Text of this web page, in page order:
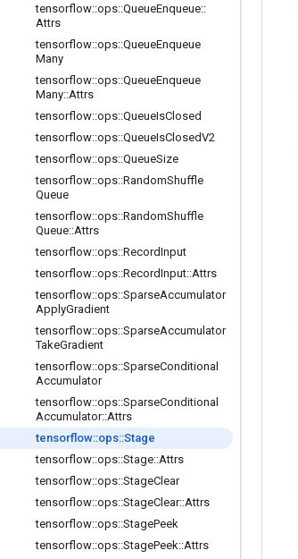
tensorflow::ops::QueueEnqueue::
Attrs
tensorflow::ops::QueueEnqueue
Many
tensorflow::ops::QueueEnqueue
Many::Attrs
tensorflow::ops::QueueIsClosed
tensorflow::ops::QueueIsClosedV2
tensorflow::ops::QueueSize
tensorflow::ops::RandomShuffle
Queue
tensorflow::ops::RandomShuffle
Queue::Attrs
tensorflow::ops::RecordInput
tensorflow::ops::RecordInput::Attrs
tensorflow::ops::SparseAccumulator
ApplyGradient
tensorflow::ops::SparseAccumulator
TakeGradient
tensorflow::ops::SparseConditional
Accumulator
tensorflow::ops::SparseConditional
Accumulator::Attrs
tensorflow::ops::Stage
tensorflow::ops::Stage::Attrs
tensorflow::ops::StageClear
tensorflow::ops::StageClear::Attrs
tensorflow::ops::StagePeek
tensorflow::ops::StagePeek::Attrs